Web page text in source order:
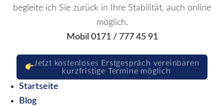
begleite ich Sie zurück in Ihre Stabilität, auch online
möglich.
Mobil 0171 / 777 45 91
Jetzt kostenloses Erstgespräch vereinbaren
kurzfristige Termine möglich
Startseite
Blog